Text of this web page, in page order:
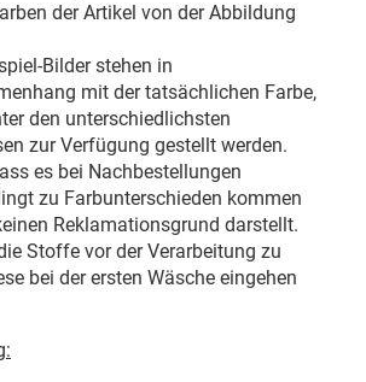
der Artikel von der Abbildung
Bilder stehen in
mit der tatsächlichen Farbe,
den unterschiedlichsten
zur Verfügung gestellt werden.
es bei Nachbestellungen
zu Farbunterschieden kommen
Reklamationsgrund darstellt.
Stoffe vor der Verarbeitung zu
bei der ersten Wäsche eingehen